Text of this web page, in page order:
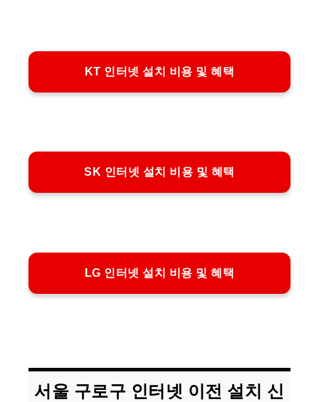
KT 인터넷 설치 비용 및 혜택
SK 인터넷 설치 비용 및 혜택
LG 인터넷 설치 비용 및 혜택
서울 구로구 인터넷 이전 설치 신